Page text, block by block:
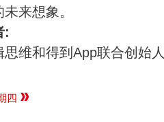
未来想象。
:
思维和得到App联合创始
四